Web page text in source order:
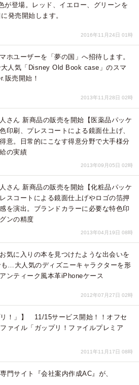
が登場。レッド、イエロー、グリーンを
発売開始します。
2016年11月24日 01時
ホユーザーを「夢の国」へ招待します。
人気「Disney Old Book case」のスマ
販売開始！
2013年11月28日 02時
さん 新商品の販売を開始【医薬品パッケ
印刷、プレスコートによる鏡面仕上げ、
意。日常的にこなす得意分野で大手様分
の実績
2013年09月05日 02時
さん 新商品の販売を開始【化粧品パッケ
スコートによる鏡面仕上げやロゴの箔押
を演出。ブランドカラーに必要な特色印
ンの精度
2013年04月19日 08時
気に入りの本を見つけたような出会いを
…大人気のディズニーキャラクターを形
ンティーク風本革iPhoneケース
2012年07月27日 02時
リ！」】 11/15サービス開始！！オフセ
ァイル「ガップリ！ファイルプレミア
2011年11月17日 08時
門サイト『会社案内作成AC』が、